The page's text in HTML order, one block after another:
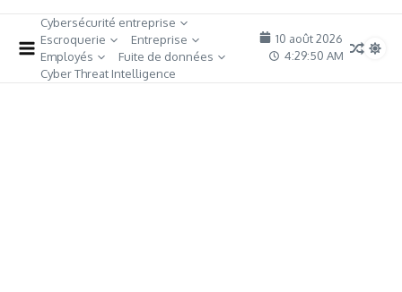
Cybersécurité entreprise
Escroquerie
Entreprise
Employés
Fuite de données
Cyber Threat Intelligence
10 août 2026
4:29:50 AM